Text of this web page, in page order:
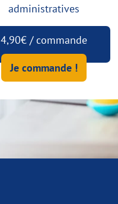
administratives
4,90€ / commande
Je commande !